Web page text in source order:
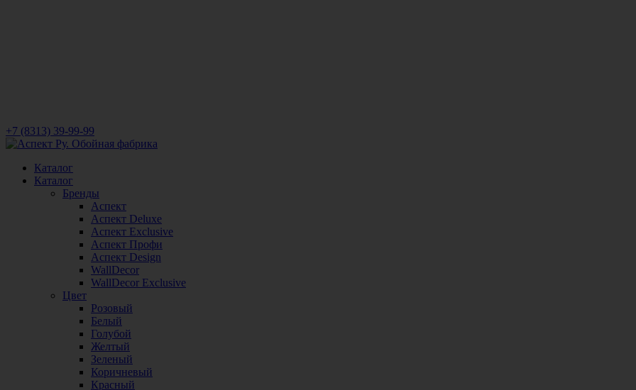
+7 (8313) 39-99-99
Каталог
Каталог
Бренды
Аспект
Аспект Deluxe
Аспект Exclusive
Аспект Профи
Аспект Design
WallDecor
WallDecor Exclusive
Цвет
Розовый
Белый
Голубой
Желтый
Зеленый
Коричневый
Красный